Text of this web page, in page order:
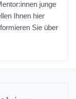
junge
Ihnen hier
Sie über